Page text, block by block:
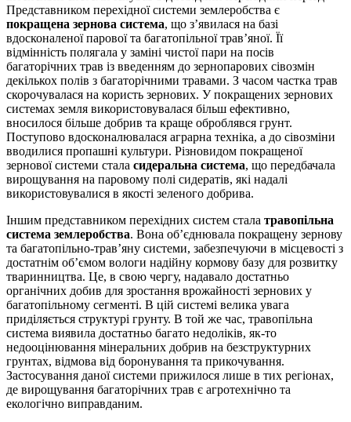
Представником перехідної системи землеробства є
покращена зернова система, що з’явилася на базі
вдосконаленої парової та багатопільної трав’яної. Її
відмінність полягала у заміні чистої пари на посів
багаторічних трав із введенням до зернопарових сівозмін
декількох полів з багаторічними травами. З часом частка трав
скорочувалася на користь зернових. У покращених зернових
системах земля використовувалася більш ефективно,
вносилося більше добрив та краще оброблявся грунт.
Поступово вдосконалювалася аграрна техніка, а до сівозміни
вводилися пропашні культури. Різновидом покращеної
зернової системи стала сидеральна система, що передбачала
вирощування на паровому полі сидератів, які надалі
використовувалися в якості зеленого добрива.
Іншим представником перехідних систем стала травопільна
система землеробства. Вона об’єднювала покращену зернову
та багатопільно-трав’яну системи, забезпечуючи в місцевості з
достатнім об’ємом вологи надійну кормову базу для розвитку
тваринництва. Це, в свою чергу, надавало достатньо
органічних добив для зростання врожайності зернових у
багатопільному сегменті. В цій системі велика увага
приділяється структурі грунту. В той же час, травопільна
система виявила достатньо багато недоліків, як-то
недооцінювання мінеральних добрив на безструктурних
грунтах, відмова від боронування та прикочування.
Застосування даної системи прижилося лише в тих регіонах,
де вирощування багаторічних трав є агротехнічно та
екологічно виправданим.